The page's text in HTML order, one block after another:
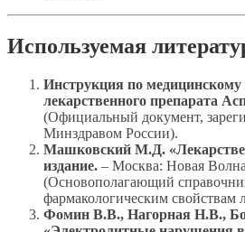
Используемая
Инструкция по
лекарственного препарата
(Официальный документ,
Минздравом России).
Машковский М.Д.
издание. – Москва: Новая
(Основополагающий
фармакологическим свойствам
Фомин В.В., Нагорная Н.В.,